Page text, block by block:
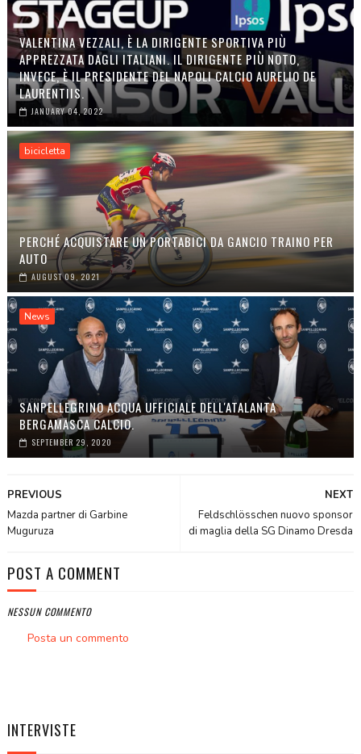
VALENTINA VEZZALI, È LA DIRIGENTE SPORTIVA PIÙ
APPREZZATA DAGLI ITALIANI. IL DIRIGENTE PIÙ NOTO,
INVECE, È IL PRESIDENTE DEL NAPOLI CALCIO AURELIO DE
LAURENTIIS.
JANUARY 04, 2022
bicicletta
PERCHÉ ACQUISTARE UN PORTABICI DA GANCIO TRAINO PER
AUTO
AUGUST 09, 2021
News
SANPELLEGRINO ACQUA UFFICIALE DELL'ATALANTA
BERGAMASCA CALCIO.
SEPTEMBER 29, 2020
NEXT
Feldschlösschen nuovo sponsor
di maglia della SG Dinamo Dresda
PREVIOUS
Mazda partner di Garbine
Muguruza
POST A COMMENT
NESSUN COMMENTO
Posta un commento
INTERVISTE